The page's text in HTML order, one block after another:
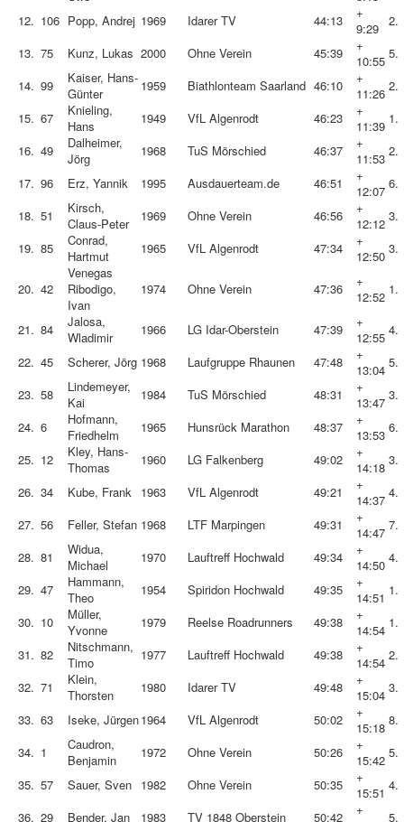
12. 106 Popp, Andrej 1969 Idarer TV 44:13
+
9:29 2.
13. 75 Kunz, Lukas 2000 Ohne Verein 45:39
+
10:55 5.
14. 99
Kaiser, Hans-
Günter
1959 Biathlonteam Saarland 46:10
+
11:26 2.
15. 67
Knieling,
Hans
1949 VfL Algenrodt 46:23
+
11:39 1.
16. 49
Dalheimer,
Jörg
1968 TuS Mörschied 46:37
+
11:53 2.
17. 96 Erz, Yannik 1995 Ausdauerteam.de 46:51
+
12:07 6.
18. 51
Kirsch,
Claus-Peter
1969 Ohne Verein 46:56
+
12:12 3.
19. 85
Conrad,
Hartmut
1965 VfL Algenrodt 47:34
+
12:50 3.
20. 42
Venegas
Ribodigo,
Ivan
1974 Ohne Verein 47:36
+
12:52 1.
21. 84
Jalosa,
Wladimir
1966 LG Idar-Oberstein 47:39
+
12:55 4.
22. 45 Scherer, Jörg 1968 Laufgruppe Rhaunen 47:48
+
13:04 5.
23. 58
Lindemeyer,
Kai
1984 TuS Mörschied 48:31
+
13:47 3.
24. 6
Hofmann,
Friedhelm
1965 Hunsrück Marathon 48:37
+
13:53 6.
25. 12
Kley, Hans-
Thomas
1960 LG Falkenberg 49:02
+
14:18 3.
26. 34 Kube, Frank 1963 VfL Algenrodt 49:21
+
14:37 4.
27. 56 Feller, Stefan 1968 LTF Marpingen 49:31
+
14:47 7.
28. 81
Widua,
Michael
1970 Lauftreff Hochwald 49:34
+
14:50 4.
29. 47
Hammann,
Theo
1954 Spiridon Hochwald 49:35
+
14:51 1.
30. 10
Müller,
Yvonne
1979 Reelse Roadrunners 49:38
+
14:54 1.
31. 82
Nitschmann,
Timo
1977 Lauftreff Hochwald 49:38
+
14:54 2.
32. 71
Klein,
Thorsten
1980 Idarer TV 49:48
+
15:04 3.
33. 63 Iseke, Jürgen1964 VfL Algenrodt 50:02
+
15:18 8.
34. 1
Caudron,
Benjamin
1972 Ohne Verein 50:26
+
15:42 5.
35. 57 Sauer, Sven 1982 Ohne Verein 50:35
+
15:51 4.
36. 29 Bender, Jan 1983 TV 1848 Oberstein 50:42
+
5.